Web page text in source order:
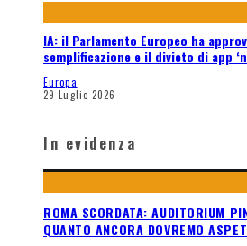
IA: il Parlamento Europeo ha
semplificazione e il divieto di app
Europa
29 Luglio 2026
In evidenza
ROMA SCORDATA: AUDITORIUM
QUANTO ANCORA DOVREMO